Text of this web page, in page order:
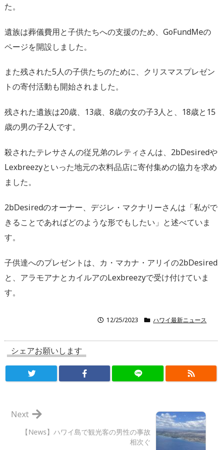
た。
遺族は葬儀費用と子供たちへの支援のため、GoFundMeの
ページを開設しました。
また残された5人の子供たちのために、クリスマスプレゼン
トの寄付活動も開始されました。
残された遺族は20歳、13歳、8歳の女の子3人と、18歳と15
歳の男の子2人です。
殺されたテレサさんの従兄弟のレティさんは、2bDesiredや
Lexbreezyといった地元の衣料品店に寄付集めの協力を求め
ました。
2bDesiredのオーナー、デジレ・マクナリーさんは「私がで
きることであればどのような形でもしたい」と述べていま
す。
子供達へのプレゼントは、カ・マカナ・アリイの2bDesired
と、アラモアナとカイルアのLexbreezyで受け付けていま
す。
12/25/2023 ハワイ最新ニュース
シェアお願いします
【News】ハワイ島で観光客の男性の事故
相次ぐ
Next